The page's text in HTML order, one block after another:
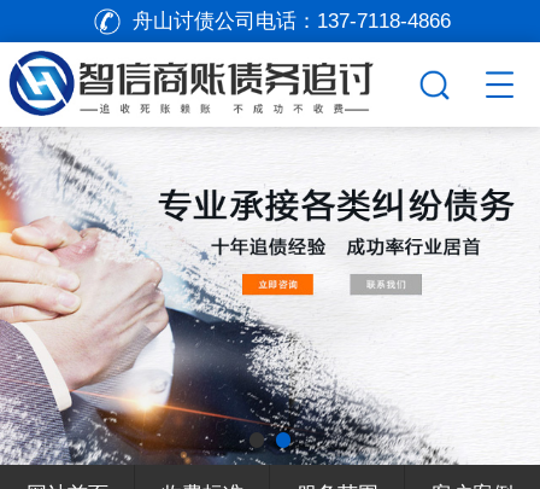
舟山讨债公司电话： 137-7118-4866